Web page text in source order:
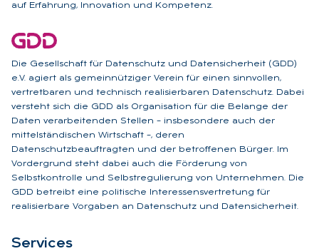
auf Erfahrung, Innovation und Kompetenz.
Die Gesellschaft für Datenschutz und Datensicherheit (GDD)
e.V. agiert als gemeinnütziger Verein für einen sinnvollen,
vertretbaren und technisch realisierbaren Datenschutz. Dabei
versteht sich die GDD als Organisation für die Belange der
Daten verarbeitenden Stellen – insbesondere auch der
mittelständischen Wirtschaft –, deren
Datenschutzbeauftragten und der betroffenen Bürger. Im
Vordergrund steht dabei auch die Förderung von
Selbstkontrolle und Selbstregulierung von Unternehmen. Die
GDD betreibt eine politische Interessensvertretung für
realisierbare Vorgaben an Datenschutz und Datensicherheit.
Ser­vices